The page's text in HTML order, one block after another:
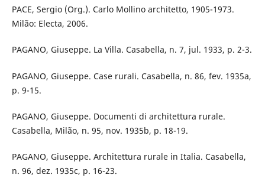
PACE, Sergio (Org.). Carlo Mollino architetto, 1905-1973.
Milão: Electa, 2006.
PAGANO, Giuseppe. La Villa. Casabella, n. 7, jul. 1933, p. 2-3.
PAGANO, Giuseppe. Case rurali. Casabella, n. 86, fev. 1935a,
p. 9-15.
PAGANO, Giuseppe. Documenti di architettura rurale.
Casabella, Milão, n. 95, nov. 1935b, p. 18-19.
PAGANO, Giuseppe. Architettura rurale in Italia. Casabella,
n. 96, dez. 1935c, p. 16-23.